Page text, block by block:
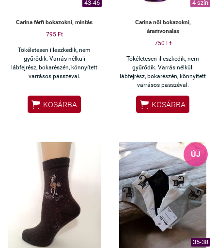
43-46
Carina férfi bokazokni, mintás
795 Ft
Tökéletesen illeszkedik, nem
gyűrődik. Varrás nélküli
lábfejrész, bokarészén, könnyített
varrásos passzéval.
 KOSÁRBA
4 szín
Carina női bokazokni,
áramvonalas
750 Ft
Tökéletesen illeszkedik, nem
gyűrődik. Varrás nélküli
lábfejrész, bokarészén, könnyített
varrásos passzéval.
 KOSÁRBA
ÚJ
35-38